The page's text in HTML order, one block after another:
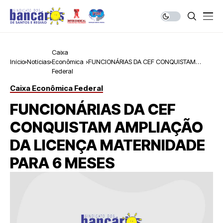
Início Notícias
Caixa
Econômica
Federal
FUNCIONÁRIAS DA CEF CONQUISTAM
Caixa Econômica Federal
FUNCIONÁRIAS DA CEF
CONQUISTAM AMPLIAÇÃO
DA LICENÇA MATERNIDADE
PARA 6 MESES